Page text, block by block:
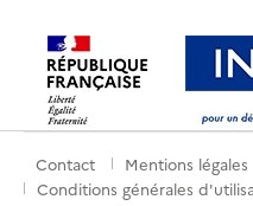
Menu
Contact
Mentions légales
Conditions générales